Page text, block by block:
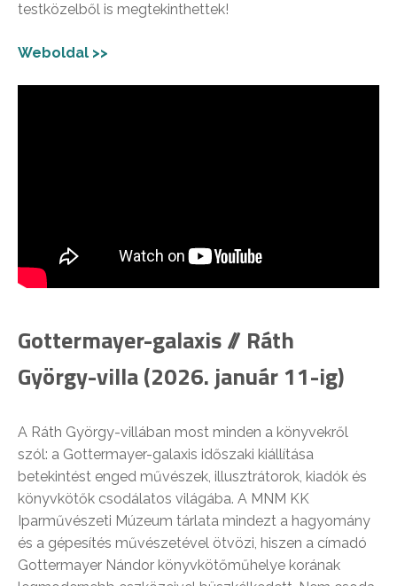
testközelből is megtekinthettek!
Weboldal >>
Gottermayer-galaxis // Ráth
György-villa (2026. január 11-ig)
A Ráth György-villában most minden a könyvekről
szól: a Gottermayer-galaxis időszaki kiállítása
betekintést enged művészek, illusztrátorok, kiadók és
könyvkötők csodálatos világába. A MNM KK
Iparművészeti Múzeum tárlata mindezt a hagyomány
és a gépesítés művészetével ötvözi, hiszen a címadó
Gottermayer Nándor könyvkötőműhelye korának